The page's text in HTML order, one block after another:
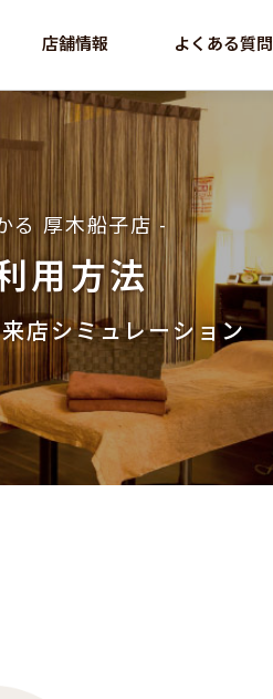
店舗情報 よくある質問
る 厚木船子店 -
用方法
店シミュレーション